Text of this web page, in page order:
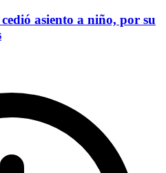
asiento a niño, por su